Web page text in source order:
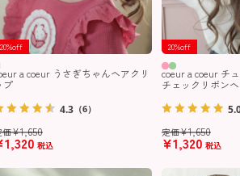
20%off
a coeur うさぎちゃんヘアクリ
プ
価¥1,650
1,320 税込
4.3 （6）
20%off
coeur a coeur チ
チェックリボン
定価¥1,650
¥1,320 税込